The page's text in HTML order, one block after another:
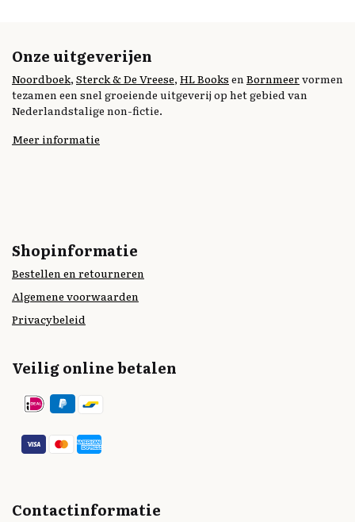
Onze uitgeverijen
Noordboek, Sterck & De Vreese, HL Books enBornmeervormen
tezamen een snel groeiende uitgeverij op het gebied van
Nederlandstalige non-fictie.
Meer informatie
Shopinformatie
Bestellen en retourneren
Algemene voorwaarden
Privacybeleid
Veilig online betalen
Contactinformatie